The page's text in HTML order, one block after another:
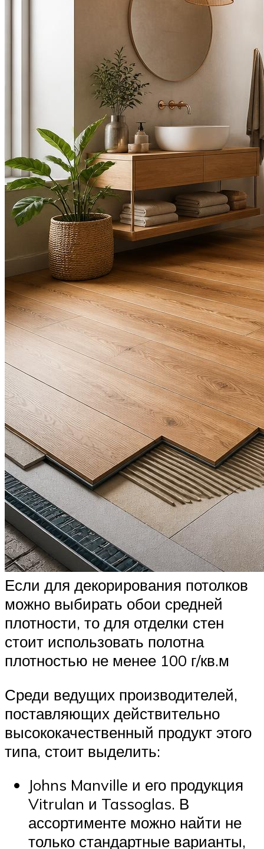
Если для декорирования потолков
можно выбирать обои средней
плотности, то для отделки стен
стоит использовать полотна
плотностью не менее 100 г/кв.м
Среди ведущих производителей,
поставляющих действительно
высококачественный продукт этого
типа, стоит выделить:
Johns Manville и его продукция
Vitrulan и Tassoglas. В
ассортименте можно найти не
только стандартные варианты,